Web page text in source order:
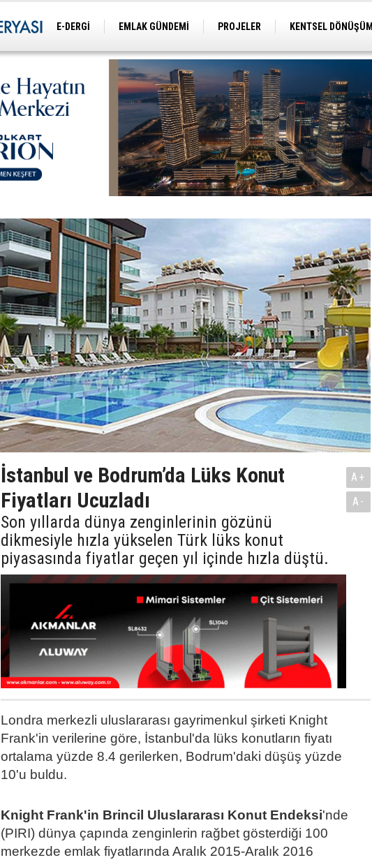
E-DERGİ EMLAK GÜNDEMİ PROJELER KENTSEL DÖNÜŞÜM
İstanbul ve Bodrum’da Lüks Konut
Fiyatları Ucuzladı
Son yıllarda dünya zenginlerinin gözünü
dikmesiyle hızla yükselen Türk lüks konut
piyasasında fiyatlar geçen yıl içinde hızla düştü.
A+
A-
Londra merkezli uluslararası gayrimenkul şirketi Knight
Frank'in verilerine göre, İstanbul'da lüks konutların fiyatı
ortalama yüzde 8.4 gerilerken, Bodrum'daki düşüş yüzde
10'u buldu.
Knight Frank'in Brincil Uluslararası Konut Endeksi'nde
(PIRI) dünya çapında zenginlerin rağbet gösterdiği 100
merkezde emlak fiyatlarında Aralık 2015-Aralık 2016